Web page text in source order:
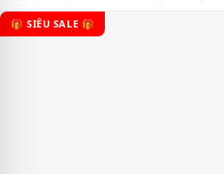
🎁 SIÊU SALE 🎁